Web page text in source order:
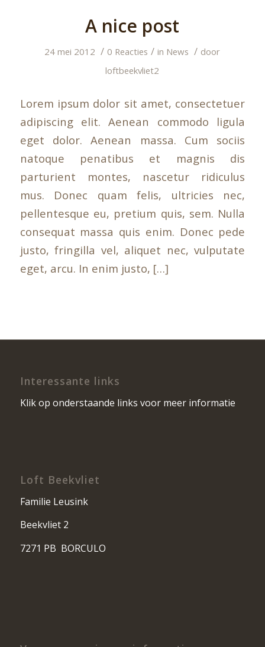
A nice post
24 mei 2012 / 0 Reacties / in News / door
loftbeekvliet2
Lorem ipsum dolor sit amet, consectetuer
adipiscing elit. Aenean commodo ligula
eget dolor. Aenean massa. Cum sociis
natoque penatibus et magnis dis
parturient montes, nascetur ridiculus
mus. Donec quam felis, ultricies nec,
pellentesque eu, pretium quis, sem. Nulla
consequat massa quis enim. Donec pede
justo, fringilla vel, aliquet nec, vulputate
eget, arcu. In enim justo, […]
Interessante links
Klik op onderstaande links voor meer informatie
Loft Beekvliet
Familie Leusink
Beekvliet 2
7271 PB BORCULO